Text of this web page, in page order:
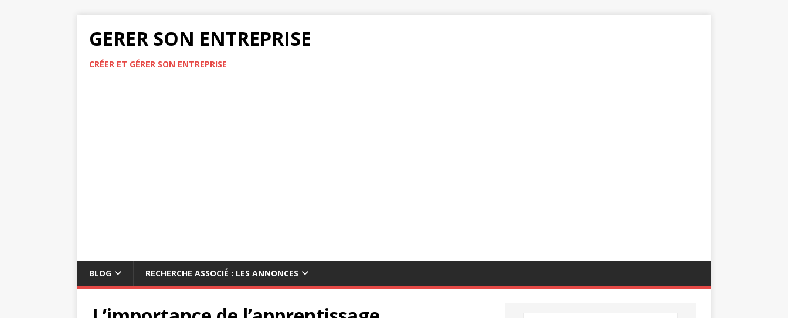
GERER SON ENTREPRISE
CRÉER ET GÉRER SON ENTREPRISE
BLOG RECHERCHE ASSOCIÉ : LES ANNONCES